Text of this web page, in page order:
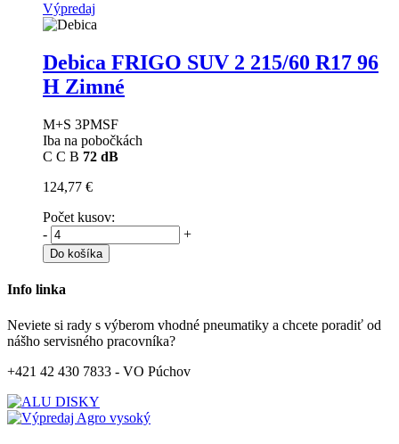
Výpredaj
Debica FRIGO SUV 2 215/60 R17 96
H Zimné
M+S 3PMSF
Iba na pobočkách
C C B 72 dB
124,77 €
Počet kusov:
-
+
Do košíka
Info linka
Neviete si rady s výberom vhodné pneumatiky a chcete poradiť od
nášho servisného pracovníka?
+421 42 430 7833 - VO Púchov